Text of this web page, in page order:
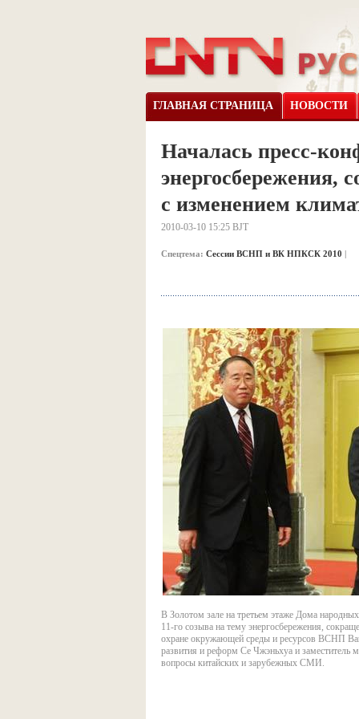
ГЛАВНАЯ СТРАНИЦА НОВОСТИ
Началась пресс-
энергосбережения,
с изменением
2010-03-10 15:25 BJT
Спецтема: Сессии ВСНП и ВК НПКСК 2010 |
В Золотом зале на третьем этаже Дома
11-го созыва на тему энергосбережения,
охране окружающей среды и ресурсов ВСНП Ван
развития и реформ Се Чжэньхуа и
вопросы китайских и зарубежных СМИ.